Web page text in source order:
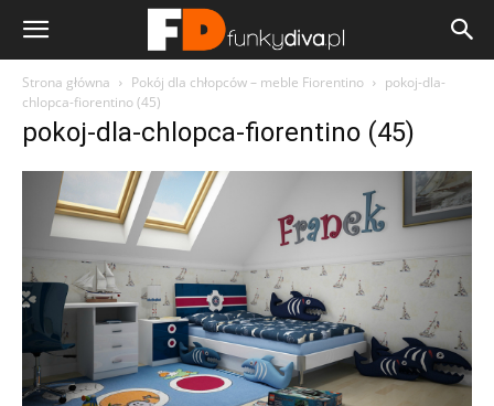
Strona główna Pokój dla chłopców – meble Fiorentino
pokoj-dla-
chlopca-fiorentino (45)
pokoj-dla-chlopca-fiorentino (45)